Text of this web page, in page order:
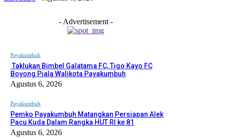
- Advertisement -
Payakumbuh
Taklukan Bimbel Galatama FC, Tigo Kayo FC
Boyong Piala Walikota Payakumbuh
Agustus 6, 2026
Payakumbuh
Pemko Payakumbuh Matangkan Persiapan Alek
Pacu Kuda Dalam Rangka HUT RI ke 81
Agustus 6, 2026